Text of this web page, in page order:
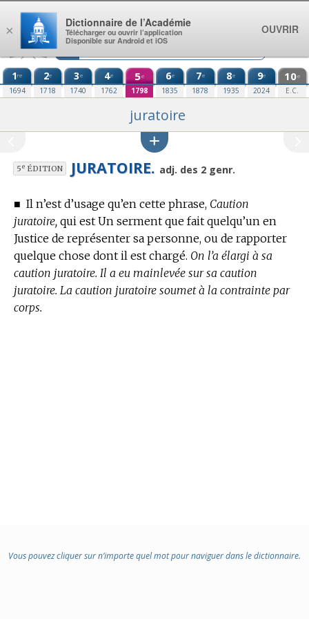
Aller au contenu
1re
1694
2e
1718
3e
1740
4e
1762
5e
1798
6e
1835
7e
1878
8e
1935
9e
2024
10e
E.C.
juratoire
5eÉDITION JURATOIRE. adj. des 2 genr.
■ Il n’est d’usage qu’en cette phrase, Caution
juratoire, qui est Un serment que fait quelqu’un en
Justice de représenter sa personne, ou de rapporter
quelque chose dont il est chargé. On l’a élargi à sa
caution juratoire. Il a eu mainlevée sur sa caution
juratoire. La caution juratoire soumet à la contrainte par
corps.
Vous pouvez cliquer sur n’importe quel mot pour naviguer dans le dictionnaire.
×
Dictionnaire de l’Académie
Télécharger ou ouvrir l’application
Disponible sur Android et iOS
OUVRIR